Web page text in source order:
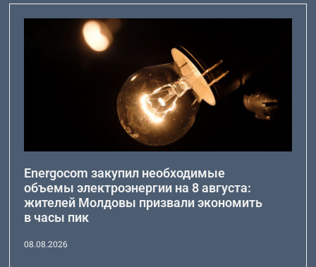
Energocom закупил необходимые
объемы электроэнергии на 8 августа:
жителей Молдовы призвали экономить
в часы пик
08.08.2026